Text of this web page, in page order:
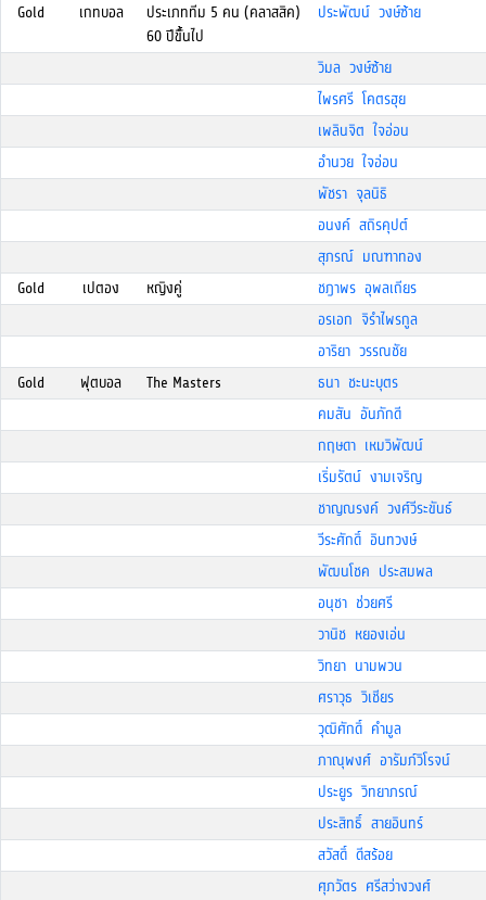
Gold
เกทบอล
ประเภททีม 5 คน (คลาสสิค)
60 ปีขึั้นไป
ประพัฒน์ วงษ์ซ้าย
วิมล วงษ์ซ้าย
ไพรศรี โคตรฮุย
เพลินจิต ใจอ่อน
อำนวย ใจอ่อน
พัชรา จุลนิธิ
อนงค์ สถิรคุปต์
สุภรณ์ มณฑาทอง
Gold
เปตอง หญิงคู่
ชฎาพร อุพลเถียร
อรเอก จิรำไพรกูล
อาริยา วรรณชัย
Gold
ฟุตบอล The Masters
ธนา ชะนะบุตร
คมสัน อันภักดี
กฤษดา เหมวิพัฒน์
เริ่มรัตน์ งามเจริญ
ชาญณรงค์ วงศ์วีระขันธ์
วีระศักดิ์ อินทวงษ์
พัฒนโชค ประสมพล
อนุชา ช่วยศรี
วานิช หยองเอ่น
วิทยา นามพวน
ศราวุธ วิเชียร
วุฒิศักดิ์ คำมูล
ภาณุพงศ์ อารัมภ์วิโรจน์
ประยูร วิทยาภรณ์
ประสิทธิ์ สายอินทร์
สวัสดิ์ ดีสร้อย
ศุภวัตร ศรีสว่างวงศ์